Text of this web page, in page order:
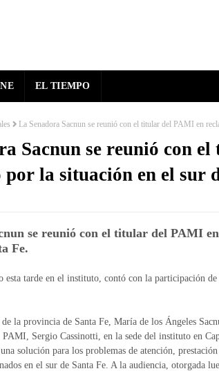
EL TIEMPO
La Senadora Sacnun se reunió con el titular del PAMI en
Sacnun se reunió con
por la situación en el sur
se reunió con el titular del PAMI
Fe.
esta tarde en el instituto, contó con la participación
la provincia de Santa Fe, María de los Ángeles
Sergio Cassinotti, en la sede del instituto en
solución para los problemas de atención,
en el sur de Santa Fe. A la audiencia, otorgada